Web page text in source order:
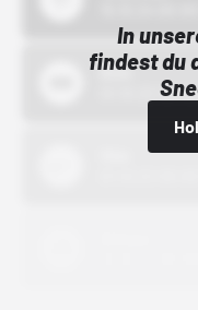
In
findest du
Bstn
01.10.22